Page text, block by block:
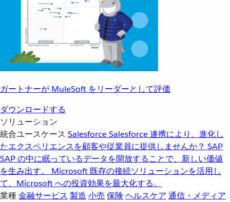
ガートナーが MuleSoft をリーダーとして評価
ダウンロードする
ソリューション
統合ユースケース SalesforceSalesforce 連携により、進化し
たエクスペリエンスを顧客や従業員に提供しませんか？ SAP
SAP の中に眠っているデータを開放することで、新しい価値
を生み出す。
Microsoft 既存の接続ソリューションを活用し
て、Microsoft への投資効果を最大化する。
業種金融サービス 製造 小売 保険 ヘルスケア 通信・メディア